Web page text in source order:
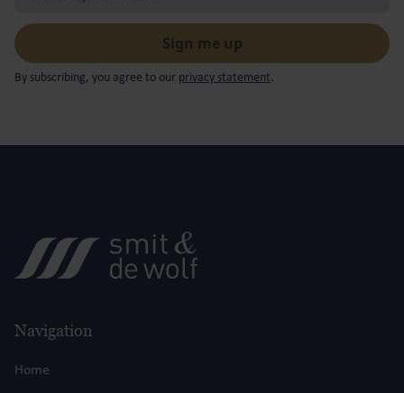
By subscribing, you agree to our privacy statement.
Navigation
Home